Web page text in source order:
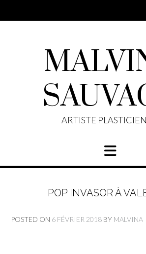
ARTISTE
POP INVASOR À
POSTED ON 6 FÉVRIER 2018 BY MALVINA